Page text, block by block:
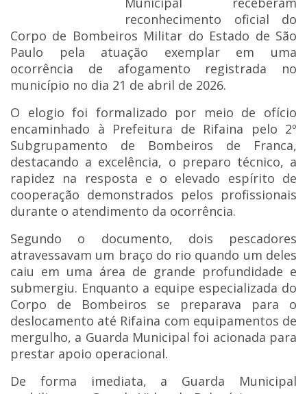
reconhecimento oficial do
Corpo de Bombeiros Militar do Estado de São
Paulo pela atuação exemplar em uma
ocorrência de afogamento registrada no
município no dia 21 de abril de 2026.
O elogio foi formalizado por meio de ofício
encaminhado à Prefeitura de Rifaina pelo 2º
Subgrupamento de Bombeiros de Franca,
destacando a excelência, o preparo técnico, a
rapidez na resposta e o elevado espírito de
cooperação demonstrados pelos profissionais
durante o atendimento da ocorrência.
Segundo o documento, dois pescadores
atravessavam um braço do rio quando um deles
caiu em uma área de grande profundidade e
submergiu. Enquanto a equipe especializada do
Corpo de Bombeiros se preparava para o
deslocamento até Rifaina com equipamentos de
mergulho, a Guarda Municipal foi acionada para
prestar apoio operacional.
De forma imediata, a Guarda Municipal